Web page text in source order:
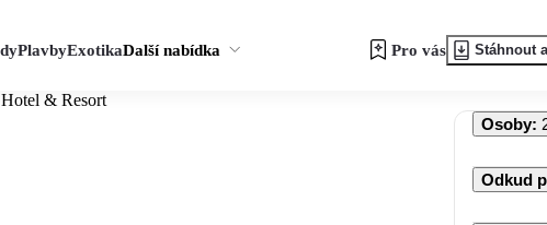
PlavbyExotikaDalší nabídka Pro vás Stáhnout
& Resort
Osoby:
Odkud